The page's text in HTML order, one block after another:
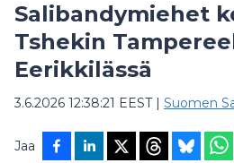
Salibandymiehet
Tshekin
Eerikkilässä
3.6.2026 12:38:21 EEST| Suomen
Jaa